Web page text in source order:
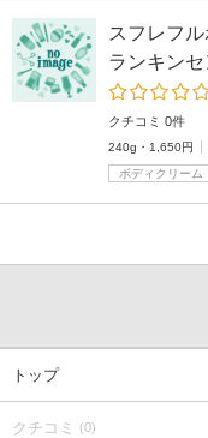
スフレフ
ランキンセ
クチコミ 0件
240g・1,650円
ボディクリーム
トップ
クチコミ (0)